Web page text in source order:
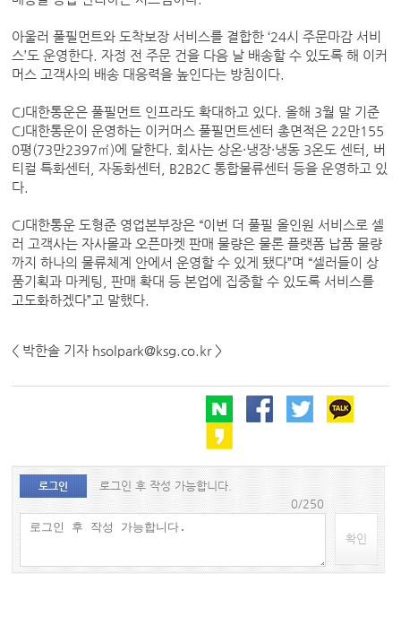
아울러 풀필먼트와 도착보장 서비스를 결합한 ‘24시 주문마감 서비
스’도 운영한다. 자정 전 주문 건을 다음 날 배송할 수 있도록 해 이커
머스 고객사의 배송 대응력을 높인다는 방침이다.
CJ대한통운은 풀필먼트 인프라도 확대하고 있다. 올해 3월 말 기준
CJ대한통운이 운영하는 이커머스 풀필먼트센터 총면적은 22만155
0평(73만2397㎡)에 달한다. 회사는 상온·냉장·냉동 3온도 센터, 버
티컬 특화센터, 자동화센터, B2B2C 통합물류센터 등을 운영하고 있
다.
CJ대한통운 도형준 영업본부장은 “이번 더 풀필 올인원 서비스로 셀
러 고객사는 자사몰과 오픈마켓 판매 물량은 물론 플랫폼 납품 물량
까지 하나의 물류체계 안에서 운영할 수 있게 됐다”며 “셀러들이 상
품기획과 마케팅, 판매 확대 등 본업에 집중할 수 있도록 서비스를
고도화하겠다”고 말했다.
< 박한솔 기자 hsolpark@ksg.co.kr >
로그인
로그인 후 작성 가능합니다.
0/250
확인